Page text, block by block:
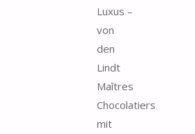
Luxus –
von
den
Lindt
Maîtres
Chocolatiers
mit